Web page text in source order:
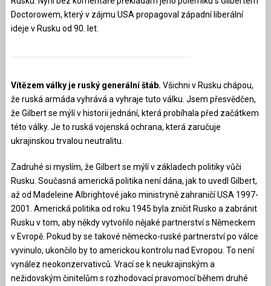
Doctorowem, který v zájmu USA propagoval západní liberální
ideje v Rusku od 90. let.
Vítězem války je ruský generální štáb. Všichni v Rusku chápou,
že ruská armáda vyhrává a vyhraje tuto válku. Jsem přesvědčen,
že Gilbert se mýlí v historii jednání, která probíhala před začátkem
této války. Je to ruská vojenská ochrana, která zaručuje
ukrajinskou trvalou neutralitu.
Zadruhé si myslím, že Gilbert se mýlí v základech politiky vůči
Rusku. Současná americká politika není dána, jak to uvedl Gilbert,
až od Madeleine Albrightové jako ministryně zahraničí USA 1997-
2001. Americká politika od roku 1945 byla zničit Rusko a zabránit
Rusku v tom, aby někdy vytvořilo nějaké partnerství s Německem
v Evropě. Pokud by se takové německo-ruské partnerství po válce
vyvinulo, ukončilo by to americkou kontrolu nad Evropou. To není
vynález neokonzervativců. Vrací se k neukrajinským a
nežidovským činitelům s rozhodovací pravomocí během druhé